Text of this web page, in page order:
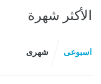
الأكثر شهرة
اسبوعى شهرى